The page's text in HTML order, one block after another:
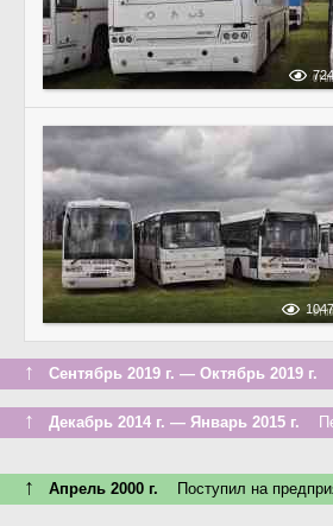
724
1047
↑ Сентябрь 2019 г. — Октябрь 2019 г.
↑ Декабрь 2014 г. — Январь 2015 г.
↑ Апрель 2000 г. Поступил на